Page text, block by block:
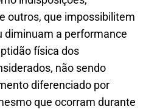
outros, que impossibilitem
diminuam a performance
física dos
não sendo
diferenciado por
que ocorram durante